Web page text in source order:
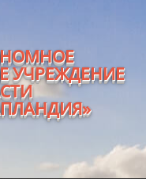
УЧРЕЖДЕНИЕ